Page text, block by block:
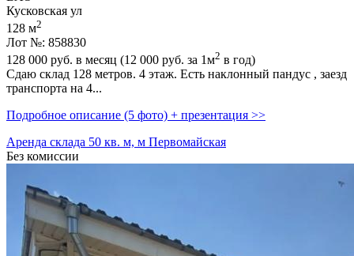
Кусковская ул
128 м2
Лот №: 858830
128 000 руб. в месяц (12 000 руб. за 1м2 в год)
Сдаю склад 128 метров. 4 этаж. Есть наклонный пандус ,­ заезд
транспорта на 4...
Подробное описание (5 фото) + презентация >>
Аренда склада 50 кв. м, м Первомайская
Без комиссии